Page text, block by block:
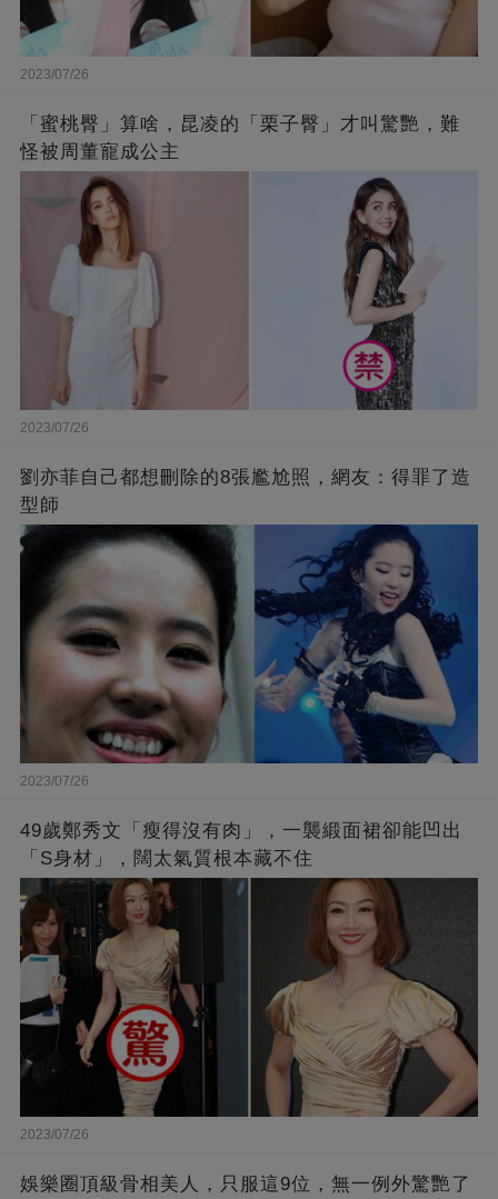
2023/07/26
「蜜桃臀」算啥，昆凌的「栗子臀」才叫驚艷，難
怪被周董寵成公主
2023/07/26
劉亦菲自己都想刪除的8張尷尬照，網友：得罪了造
型師
2023/07/26
49歲鄭秀文「瘦得沒有肉」，一襲緞面裙卻能凹出
「S身材」，闊太氣質根本藏不住
2023/07/26
娛樂圈頂級骨相美人，只服這9位，無一例外驚艷了